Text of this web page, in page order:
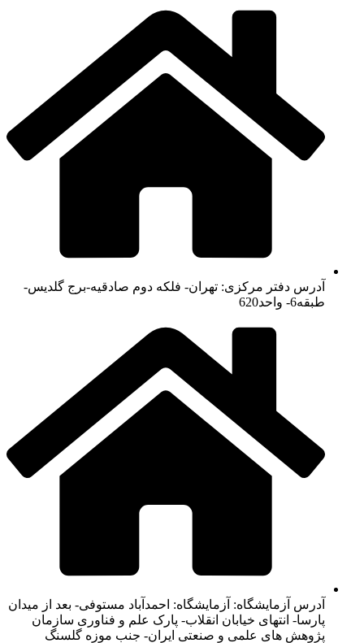
آدرس دفتر مرکزی: تهران- فلکه دوم صادقیه-برج گلدیس-
طبقه6- واحد620
آدرس آزمایشگاه: آزمایشگاه: احمدآباد مستوفی- بعد از میدان
پارسا- انتهای خیابان انقلاب- پارک علم و فناوری سازمان
پژوهش های علمی و صنعتی ایران- جنب موزه گلسنگ